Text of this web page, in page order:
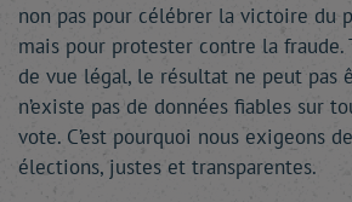
non pas pour célébrer la victoire du
mais pour protester contre la fraude.
de vue légal, le résultat ne peut pas
n’existe pas de données fiables sur
vote. C’est pourquoi nous exigeons
élections, justes et transparentes.